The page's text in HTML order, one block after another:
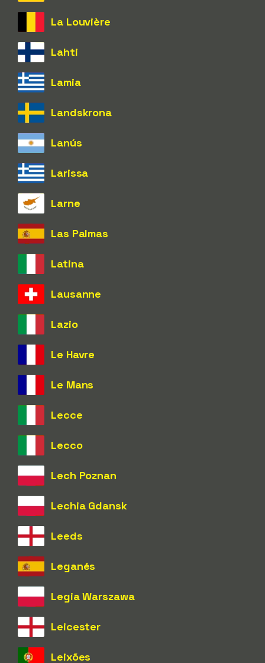
La Louvière
Lahti
Lamia
Landskrona
Lanús
Larissa
Larne
Las Palmas
Latina
Lausanne
Lazio
Le Havre
Le Mans
Lecce
Lecco
Lech Poznan
Lechia Gdansk
Leeds
Leganés
Legia Warszawa
Leicester
Leixões